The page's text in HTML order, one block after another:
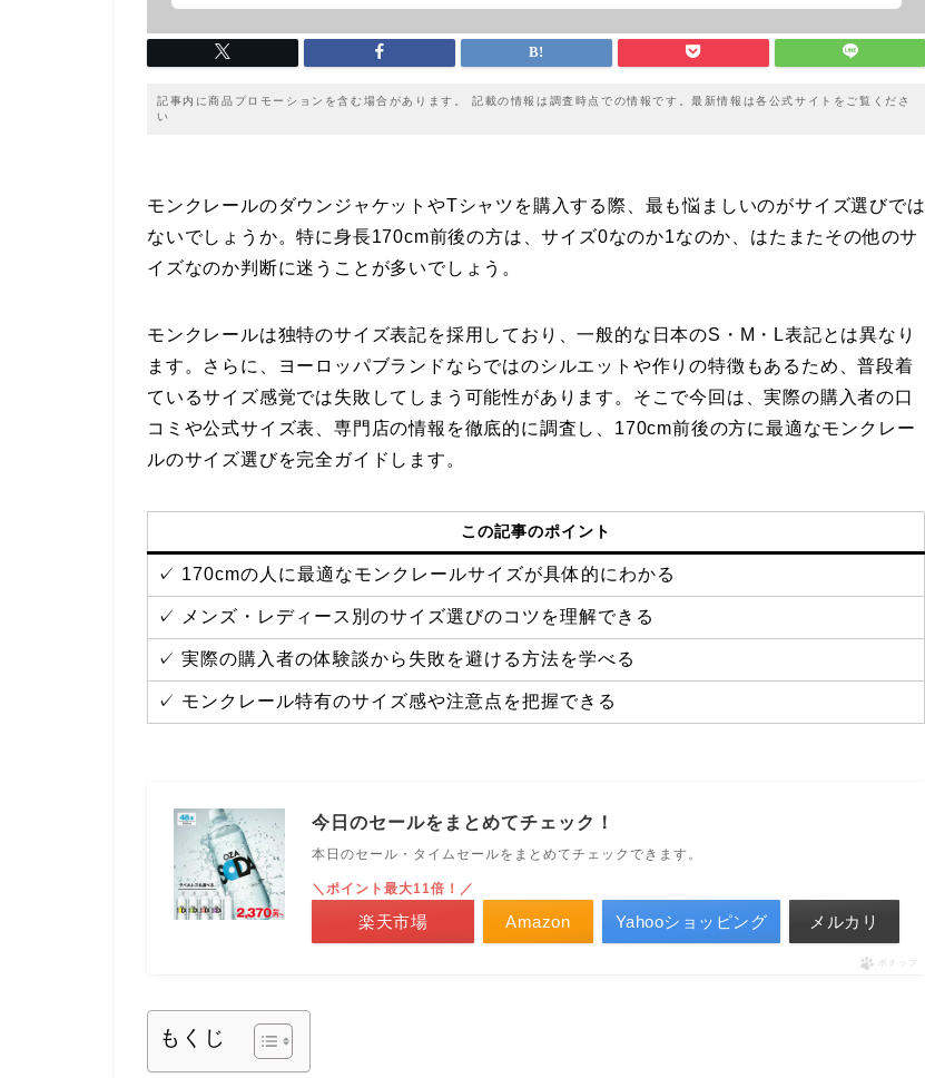
記事内に商品プロモーションを含む場合があります。 記載の情報は調査時点での情報です。最新情報は各公式サイトをご覧くださ
い
モンクレールのダウンジャケットやTシャツを購入する際、最も悩ましいのがサイズ選びでは
ないでしょうか。特に身長170cm前後の方は、サイズ0なのか1なのか、はたまたその他のサ
イズなのか判断に迷うことが多いでしょう。
モンクレールは独特のサイズ表記を採用しており、一般的な日本のS・M・L表記とは異なり
ます。さらに、ヨーロッパブランドならではのシルエットや作りの特徴もあるため、普段着
ているサイズ感覚では失敗してしまう可能性があります。そこで今回は、実際の購入者の口
コミや公式サイズ表、専門店の情報を徹底的に調査し、170cm前後の方に最適なモンクレー
ルのサイズ選びを完全ガイドします。
この記事のポイント
✓ 170cmの人に最適なモンクレールサイズが具体的にわかる
✓ メンズ・レディース別のサイズ選びのコツを理解できる
✓ 実際の購入者の体験談から失敗を避ける方法を学べる
✓ モンクレール特有のサイズ感や注意点を把握できる
今日のセールをまとめてチェック！
本日のセール・タイムセールをまとめてチェックできます。
Amazon
＼ポイント最大11倍！／
楽天市場 Yahooショッピング メルカリ
ポチップ
もくじ